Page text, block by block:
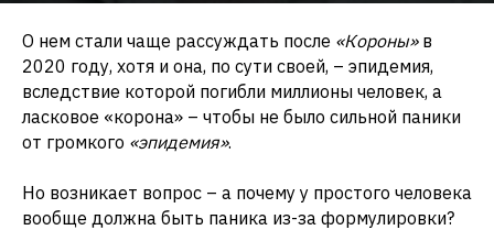
О нем стали чаще рассуждать после «Короны»в
2020 году, хотя и она, по сути своей, – эпидемия,
вследствие которой погибли миллионы человек, а
ласковое «корона» – чтобы не было сильной паники
от громкого «эпидемия».
Но возникает вопрос – а почему у простого человека
вообще должна быть паника из-за формулировки?